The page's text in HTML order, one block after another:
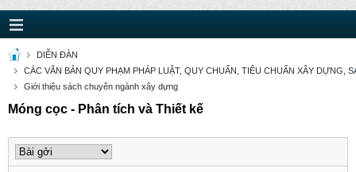
DIỄN ĐÀN
CÁC VĂN BẢN QUY PHẠM PHÁP LUẬT, QUY CHUẨN, TIÊU CHUẨN XÂY DỰNG,
Giới thiệu sách chuyên ngành xây dựng
Móng cọc - Phân tích và Thiết kế